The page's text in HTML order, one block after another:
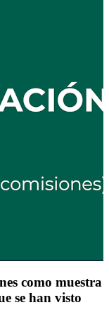
como muestra
se han visto